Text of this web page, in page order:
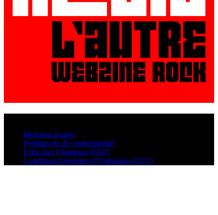
Mentions légales
Politique de de confidentialité
Foire Aux Questions (FAQ)
Conditions Générales d’Utilisation (CGU)